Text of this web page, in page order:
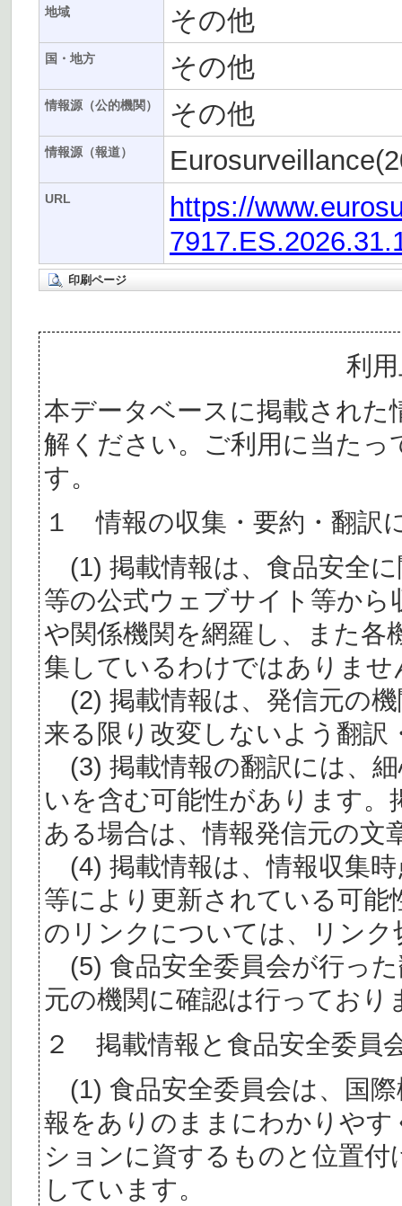
地域 その他
国・地方 その他
情報源（公的機関） その他
情報源（報道）
URL
https://
印刷ページ
利
本データベースに掲載された
解ください。ご利用に当た
す。
１ 情報の収集・要約・翻訳
(1) 掲載情報は、食品安全
等の公式ウェブサイト等か
や関係機関を網羅し、また各
集しているわけではありませ
(2) 掲載情報は、発信元の
来る限り改変しないよう翻訳
(3) 掲載情報の翻訳には、
いを含む可能性があります。
ある場合は、情報発信元の文
(4) 掲載情報は、情報収集
等により更新されている可
のリンクについては、リン
(5) 食品安全委員会が行っ
元の機関に確認は行っており
２ 掲載情報と食品安全委員
(1) 食品安全委員会は、国
報をありのままにわかりや
ションに資するものと位置
しています。